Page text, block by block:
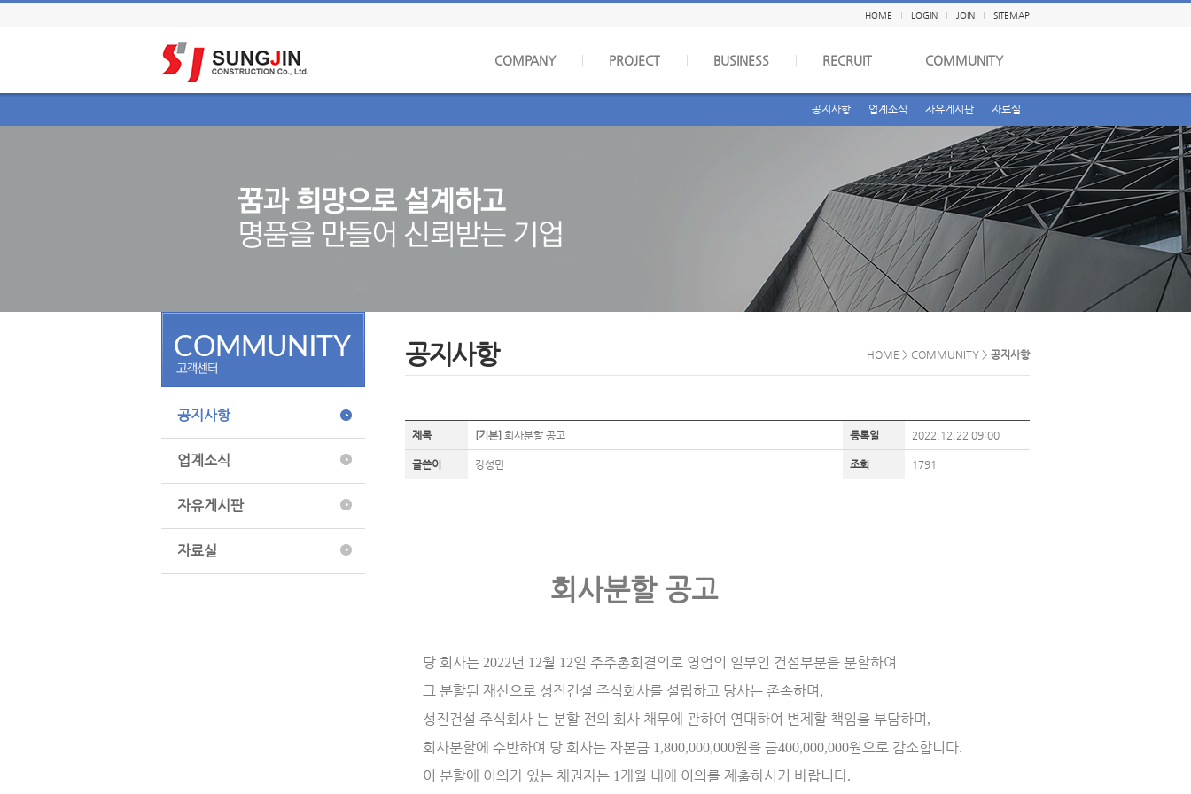
HOME LOGIN JOIN SITEMAP
COMPANY PROJECT BUSINESS RECRUIT COMMUNITY
공지사항 업계소식 자유게시판 자료실
공지사항
업계소식
자유게시판
자료실
공지사항 HOME > COMMUNITY > 공지사항
제목 [기본] 회사분할 공고 등록일 2022.12.22 09:00
글쓴이 강성민 조회 1791
회사분할 공고
당 회사는 2022년 12월 12일 주주총회결의로 영업의 일부인 건설부분을 분할하여
그 분할된 재산으로 성진건설 주식회사를 설립하고 당사는 존속하며 ,
성진건설 주식회사 는 분할 전의 회사 채무에 관하여 연대하여 변제할 책임을 부담하며 ,
회사분할에 수반하여 당 회사는 자본금 1,800,000,000원을 금400,000,000원으로 감소합니다.
이 분할에 이의가 있는 채권자는 1 개월 내에 이의를 제출하시기 바랍니다.